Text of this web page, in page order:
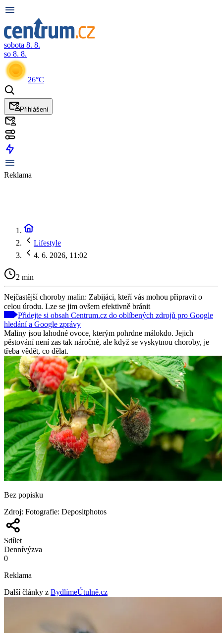
sobota 8. 8.
so 8. 8.
26°C
Přihlášení
Reklama
Lifestyle
4. 6. 2026, 11:02
2 min
Nejčastější choroby malin: Zabijáci, kteří vás mohou připravit o
celou úrodu. Lze se jim ovšem efektivně bránit
Přidejte si obsah Centrum.cz do oblíbených zdrojů pro Google
hledání a Google zprávy
Maliny jsou lahodné ovoce, kterým pohrdne málokdo. Jejich
pěstování není zas tak náročné, ale když se vyskytnou choroby, je
třeba vědět, co dělat.
Bez popisku
Zdroj: Fotografie: Depositphotos
Sdílet
Dennívýzva
0
Reklama
Další články z BydlímeÚtulně.cz